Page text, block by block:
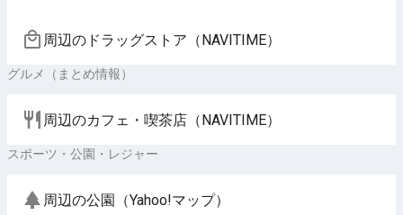
周辺のドラッグストア（NAVITIME）
グルメ（まとめ情報）
周辺のカフェ・喫茶店（NAVITIME）
スポーツ・公園・レジャー
周辺の公園（Yahoo!マップ）